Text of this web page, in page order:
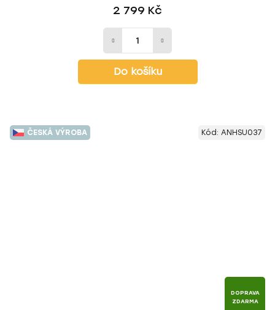
2 799 Kč
Do košíku
ČESKÁ VÝROBA
DOPRAVA
ZDARMA
Kód: ANHSU037